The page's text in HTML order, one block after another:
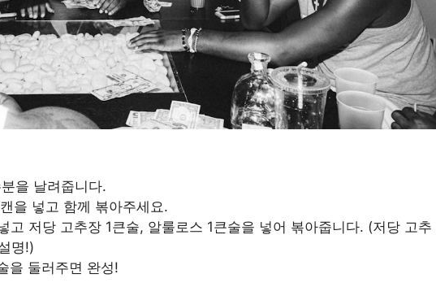
을 날려줍니다.
을 넣고 함께 볶아주세요.
고 저당 고추장 1큰술, 알룰로스 1큰술을 넣어 볶아줍니다. (저당 고추
명!)
을 둘러주면 완성!